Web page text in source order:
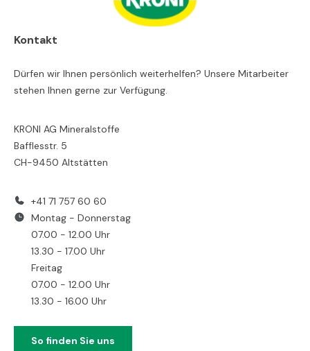
Kontakt
Dürfen wir Ihnen persönlich weiterhelfen? Unsere Mitarbeiter
stehen Ihnen gerne zur Verfügung.
KRONI AG Mineralstoffe
Bafflesstr. 5
CH-9450 Altstätten
+41 71 757 60 60
Montag - Donnerstag
07.00 - 12.00 Uhr
13.30 - 17.00 Uhr
Freitag
07.00 - 12.00 Uhr
13.30 - 16.00 Uhr
So finden Sie uns